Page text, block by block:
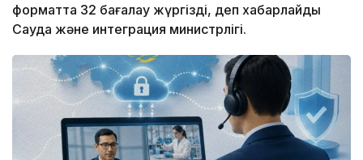
форматта 32 бағалау жүргізді, деп хабарлайды
Сауда және интеграция министрлігі.